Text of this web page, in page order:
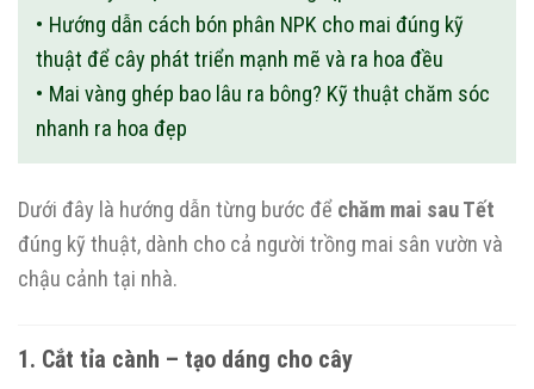
Hướng dẫn cách bón phân NPK cho mai đúng kỹ
thuật để cây phát triển mạnh mẽ và ra hoa đều
Mai vàng ghép bao lâu ra bông? Kỹ thuật chăm sóc
nhanh ra hoa đẹp
Dưới đây là hướng dẫn từng bước để chăm mai sau Tết
đúng kỹ thuật, dành cho cả người trồng mai sân vườn và
chậu cảnh tại nhà.
1. Cắt tỉa cành – tạo dáng cho cây